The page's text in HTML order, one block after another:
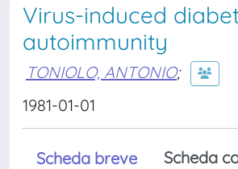
Virus-induced
autoimmunity
TONIOLO, ANTONIO;
1981-01-01
Scheda breve Scheda